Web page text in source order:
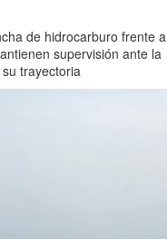
de hidrocarburo frente a
supervisión ante la
trayectoria